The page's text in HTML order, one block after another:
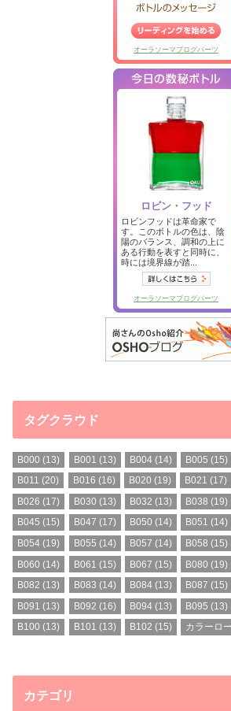
タグクラウド
B000 (13) B001 (13) B004(14) B005 (15)
B011 (20) B016 (16) B020 (19) B021 (17)
B026 (17) B030 (13) B032 (13) B038 (19)
B045 (15) B047 (17) B050 (14) B051 (14)
B054 (19) B055 (14) B057 (14) B058 (15)
B060 (14) B061 (15) B067 (15) B080 (19)
B082 (13) B083 (14) B084(13) B087 (15)
B091 (13) B092 (16) B094(13) B095 (13)
B100 (13) B101 (13) B102 (15) カラーロ
カテゴリ